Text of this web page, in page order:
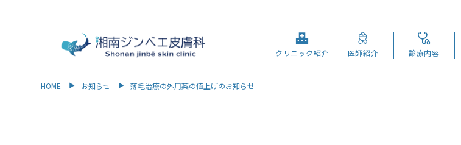
クリニック紹介 医師紹介 診療内容
HOME お知らせ 薄毛治療の外用薬の値上げのお知らせ